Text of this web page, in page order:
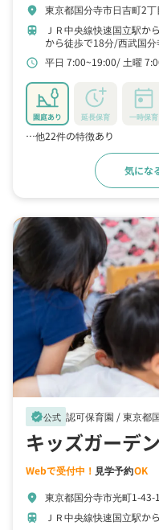
location_on 東京都国分寺市日吉町2
train ＪＲ中央線快速国立駅か
から徒歩で18分 西武国
schedule 平日 7:00~19:00 土曜
園庭あり 延長保育 一時保育
…他22件の特徴あり
気にな
verified公式 認可保育園 /東京都
キッズガーデ
Webで受付中！ 見学予約OK
location_on 東京都国分寺市光町1-43-
train ＪＲ中央線快速国立駅か